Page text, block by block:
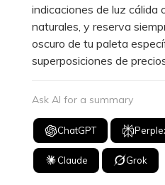
indicaciones de luz cálida
naturales, y reserva
oscuro de tu paleta
superposiciones de
Ask AI for a summary
ChatGPT
Claude Grok